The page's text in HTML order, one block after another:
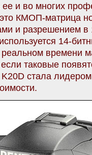
и во многих
КМОП-матрица
и разрешением
14-
реальном времени
таковые
стала